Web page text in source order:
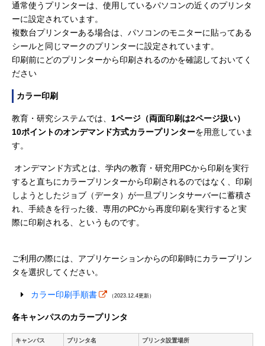
通常使うプリンターは、使用しているパソコンの近くのプリンタ
ーに設定されています。
複数台プリンターある場合は、パソコンのモニターに貼ってある
シールと同じマークのプリンターに設定されています。
印刷前にどのプリンターから印刷されるのかを確認しておいてく
ださい
カラー印刷
教育・研究システムでは、 1ページ（両面印刷は2ページ扱い）
10ポイントのオンデマンド方式カラープリンターを用意していま
す。
オンデマンド方式とは、学内の教育・研究用PCから印刷を実行
すると直ちにカラープリンターから印刷されるのではなく、印刷
しようとしたジョブ（データ）が一旦プリンタサーバーに蓄積さ
れ、手続きを行った後、専用のPCから再度印刷を実行すると実
際に印刷される、というものです。
ご利用の際には、アプリケーションからの印刷時にカラープリン
タを選択してください。
カラー印刷手順書 （2023.12.4更新）
各キャンパスのカラープリンタ
キャンパス プリンタ名 プリンタ設置場所